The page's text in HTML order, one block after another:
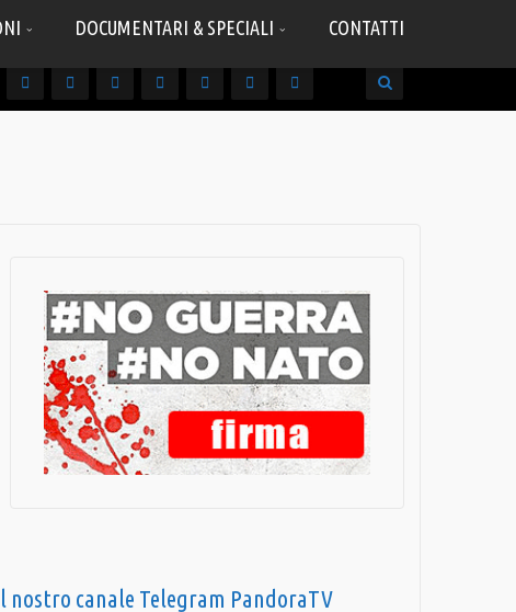
DOCUMENTARI & SPECIALI CONTATTI
nostro canale Telegram PandoraTV